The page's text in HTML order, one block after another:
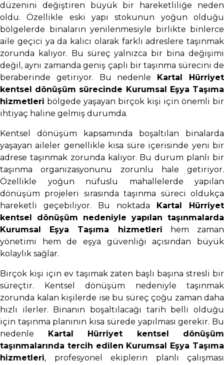
düzenini değiştiren büyük bir hareketliliğe neden
oldu. Özellikle eski yapı stokunun yoğun olduğu
bölgelerde binaların yenilenmesiyle birlikte binlerce
aile geçici ya da kalıcı olarak farklı adreslere taşınmak
zorunda kalıyor. Bu süreç yalnızca bir bina değişimi
değil, aynı zamanda geniş çaplı bir taşınma sürecini de
beraberinde getiriyor. Bu nedenle
Kartal Hürriyet
kentsel dönüşüm sürecinde Kurumsal Eşya Taşıma
hizmetleri bölgede yaşayan birçok kişi için önemli bir
ihtiyaç haline gelmiş durumda.
Kentsel dönüşüm kapsamında boşaltılan binalarda
yaşayan aileler genellikle kısa süre içerisinde yeni bir
adrese taşınmak zorunda kalıyor. Bu durum planlı bir
taşınma organizasyonunu zorunlu hale getiriyor.
Özellikle yoğun nüfuslu mahallelerde yapılan
dönüşüm projeleri sırasında taşınma süreci oldukça
hareketli geçebiliyor. Bu noktada
Kartal Hürriyet
kentsel dönüşüm nedeniyle yapılan taşınmalarda
Kurumsal Eşya Taşıma hizmetleri hem zaman
yönetimi hem de eşya güvenliği açısından büyük
kolaylık sağlar.
Birçok kişi için ev taşımak zaten başlı başına stresli bir
süreçtir. Kentsel dönüşüm nedeniyle taşınmak
zorunda kalan kişilerde ise bu süreç çoğu zaman daha
hızlı ilerler. Binanın boşaltılacağı tarih belli olduğu
için taşınma planının kısa sürede yapılması gerekir. Bu
nedenle
Kartal Hürriyet kentsel dönüşüm
taşınmalarında tercih edilen Kurumsal Eşya Taşıma
hizmetleri, profesyonel ekiplerin planlı çalışması